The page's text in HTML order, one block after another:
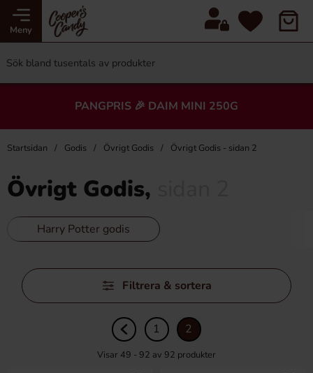
Meny
PANGPRIS 🎉 DAIM MINI 250G
Startsidan Godis Övrigt Godis Övrigt Godis - sidan 2
Övrigt Godis,
Harry Potter godis
Hoppa
över
filtersektionen
Filtrera & sortera
1 2
Visar 49 - 92 av 92 produkter